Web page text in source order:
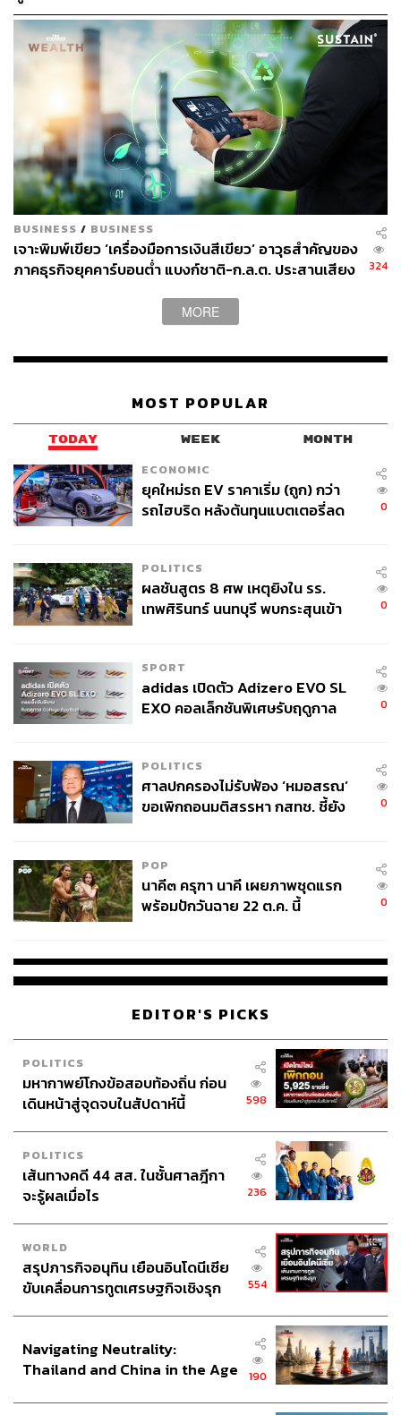
มั่งคั่งที่ทำงานเพื่อชีวิตจริงของเรา เป็นความมั่งคั่งที่ช่วยให้
เราดูแลโลกเล็ก ๆ ของตัวเองได้มั่นคงขึ้น และทำให้เราตอบ
ได้ชัดขึ้นว่า สิ่งที่เรามีอยู่กำลังดูแลสิ่งที่สำคัญที่สุดในชีวิตได้ดี
Wealth Your World เมื่อโลกการเงินของแต่ละคนไม่
ควรถูกออกแบบเหมือนกัน
คำว่า “ความมั่งคั่ง” แท้จริงไม่ใช่คำที่ใหญ่โตเกินตัวของคน
หนักไม่เท่ากัน และมีความหมายต่างกัน
บางคนมองความมั่งคั่งเป็นความสบายใจของครอบครัว บาง
คนมองเป็นอิสระในการเลือกใช้ชีวิต บางคนอยากเก็บรักษา
สิ่งที่สร้างมาทั้งชีวิตให้มั่นคงพอจะส่งต่อได้ และบางคนอาจ
ต้องการเพียงความมั่นใจว่า โลกการเงินของตัวเองไม่ได้ถูก
ปล่อยให้ไหลไปตามจังหวะของตลาดเพียงอย่างเดียว
ทั้งหมดจึงสะท้อนแนวคิด ของธนาคาร ซีไอเอ็มบี ไทย ผ่าน
แคมเปญของหนังโฆษณา “Wealth Your World ให้โลกของ
“Wealth” สะท้อนแนวคิดว่าความมั่งคั่งที่ดี คือการบริหารเงิน
ให้ตอบโจทย์ชีวิตแต่ละคน ไม่ว่าจะเป็นโอกาส ความ
ปลอดภัย อนาคตครอบครัว หรือความสบายใจ
3 เสาหลักที่ทำให้ Wealth Your World จับต้องได้
หนังโฆษณานี้ทำให้เราเข้าใจเรื่องความหมายของความ
มั่งคั่งที่แท้จริงแล้ว สิ่งที่ตามมาคือการดูแลความมั่งคั่ง ซึ่ง
ธนาคาร ซีไอเอ็มบี ไทย มองเห็น เข้าใจ และเชี่ยวชาญ
แนวคิดด้านความมั่งคั่งเป็นอย่างดี โดยถ่ายทอดผ่าน 3 เสา
หลัก เพื่อทำให้คำว่า Wealth Your World กลายเป็นแนวทางที่
จับต้องได้มากขึ้น
BUSINESS / BUSINESS
เจาะพิมพ์เขียว ‘เครื่องมือการเงินสีเขียว’ อาวุธสำคัญของ
ภาคธุรกิจยุคคาร์บอนต่ำ แบงก์ชาติ-ก.ล.ต. ประสานเสียง
324
MORE
MOST POPULAR
TODAY WEEK MONTH
ECONOMIC
ยุคใหม่รถ EV ราคาเริ่ม (ถูก) กว่า
รถไฮบริด หลังต้นทุนแบตเตอรี่ลด
0
POLITICS
ผลชันสูตร 8 ศพ เหตุยิงใน รร.
เทพศิรินทร์ นนทบุรี พบกระสุนเข้า
0
SPORT
adidas เปิดตัว Adizero EVO SL
EXO คอลเล็กชันพิเศษรับฤดูกาล
0
POLITICS
ศาลปกครองไม่รับฟ้อง ‘หมอสรณ’
ขอเพิกถอนมติสรรหา กสทช. ชี้ยัง
0
POP
นาคี๓ ครุฑา นาคี เผยภาพชุดแรก
พร้อมปักวันฉาย 22 ต.ค. นี้
0
EDITOR'S PICKS
POLITICS
มหากาพย์โกงข้อสอบท้องถิ่น ก่อน
เดินหน้าสู่จุดจบในสัปดาห์นี้
598
POLITICS
เส้นทางคดี 44 สส. ในชั้นศาลฎีกา
จะรู้ผลเมื่อไร
236
WORLD
สรุปภารกิจอนุทิน เยือนอินโดนีเซีย
ขับเคลื่อนการทูตเศรษฐกิจเชิงรุก
554
Navigating Neutrality:
Thailand and China in the Age
190